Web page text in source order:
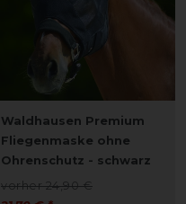
Waldhausen Premium
Fliegenmaske ohne
Ohrenschutz - schwarz
vorher 24,90 €